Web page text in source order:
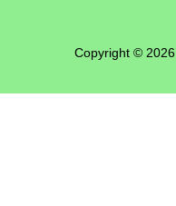
Copyright © 2026